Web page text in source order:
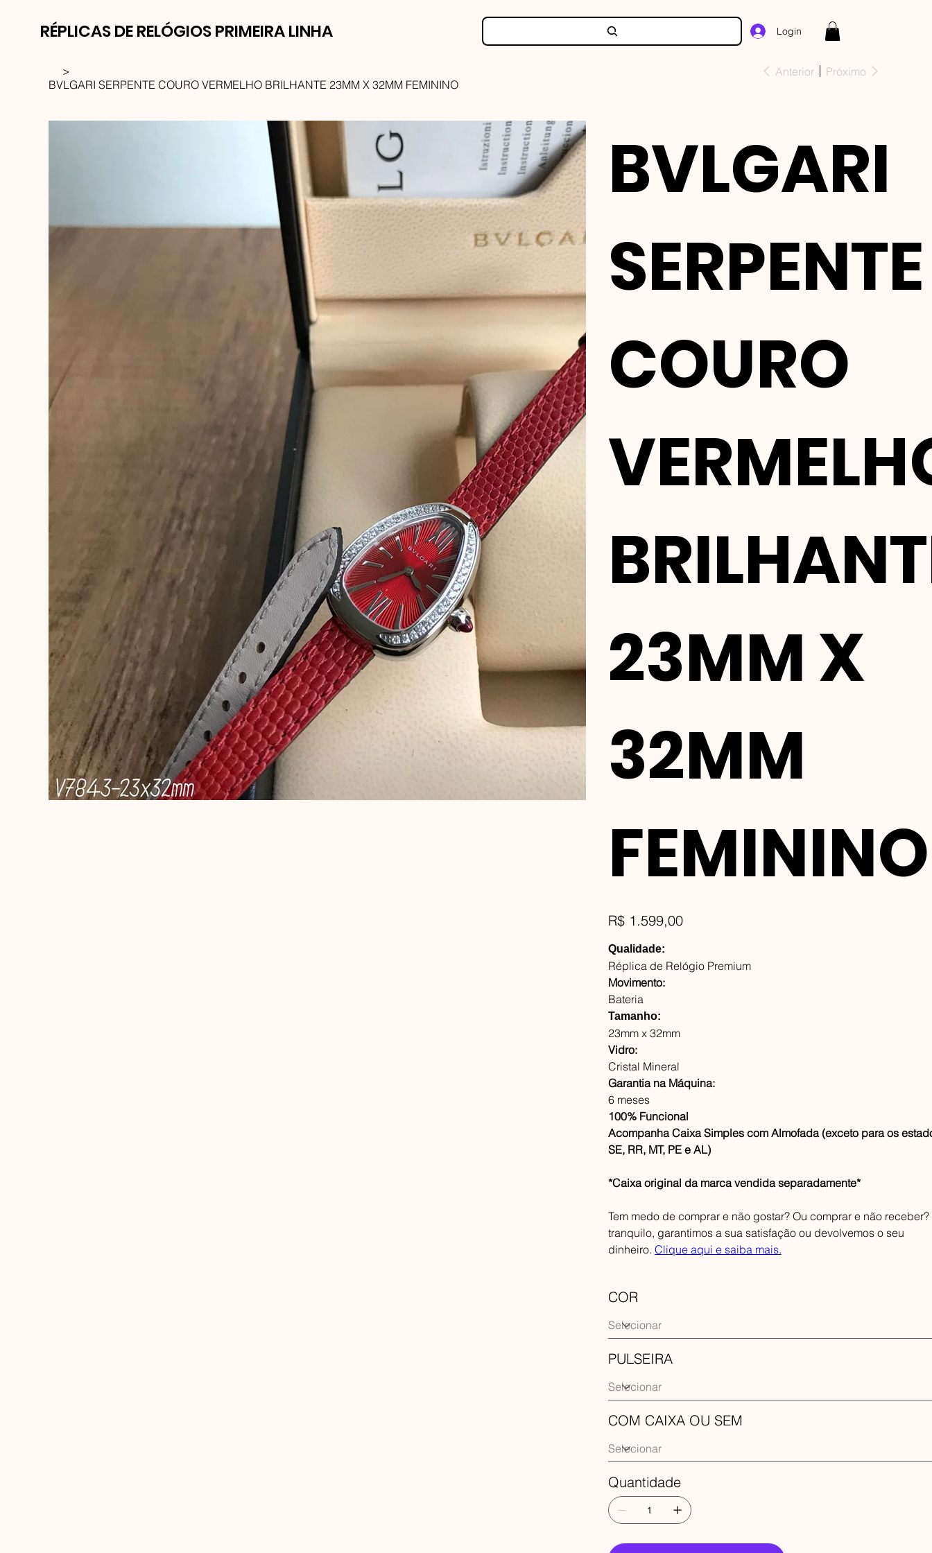
RÉPLICAS DE RELÓGIOS PRIMEIRA LINHA Login
>
BVLGARI SERPENTE COURO VERMELHO BRILHANTE 23MM X 32MM FEMININO
Anterior Próximo
BVLGARI
SERPENTE
COURO
23MM X
32MM
FEMININO
Preço
R$ 1.599,00
Qualidade:
Réplica de Relógio Premium
Movimento:
Bateria
Tamanho:
23mm x 32mm
Vidro:
Cristal Mineral
Garantia na Máquina:
6 meses
100% Funcional
Acompanha Caixa Simples com Almofada (exceto para os
SE, RR, MT, PE e AL)
*Caixa original da marca vendida separadamente*
Tem medo de comprar e não gostar? Ou comprar e não
tranquilo, garantimos a sua satisfação ou devolvemos o seu
dinheiro. Clique aqui e saiba mais.
COR
PULSEIRA
COM CAIXA OU SEM
Quantidade